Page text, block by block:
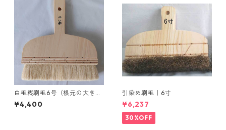
白毛糊刷毛6号（根元の大きさ
が長さ17cm、巾1cm）
¥4,400
引染め刷毛｜6寸
¥6,237
30%OFF